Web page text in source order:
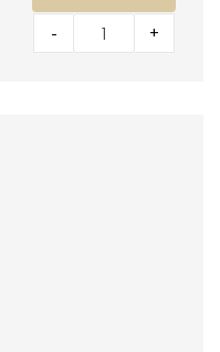
+
-